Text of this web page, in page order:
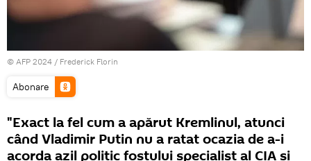
© AFP 2024 / Frederick Florin
Abonare
"Exact la fel cum a apărut Kremlinul, atunci
când Vladimir Putin nu a ratat ocazia de a-i
acorda azil politic fostului specialist al CIA și